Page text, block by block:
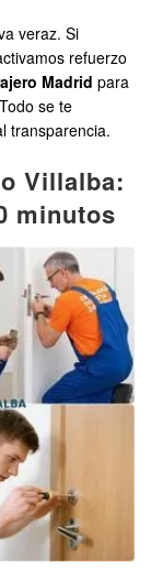
veraz. Si
refuerzo
Madrid para
se te
transparencia.
Villalba:
minutos